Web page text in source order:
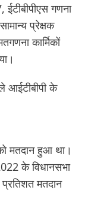
गणना
प्रेक्षक
कार्मिकों
आईटीबीपी के
मतदान हुआ था।
के विधानसभा
मतदान